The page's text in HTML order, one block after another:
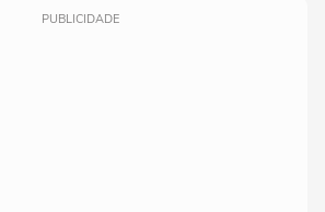
PUBLICIDADE